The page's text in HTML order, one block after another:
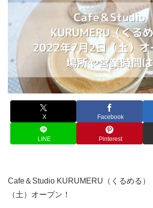
X Facebook
LINE Pinterest
Cafe＆Studio KURUMERU（くるめる
（土）オープン！